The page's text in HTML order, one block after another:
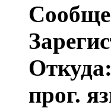
Откуда:
прог.